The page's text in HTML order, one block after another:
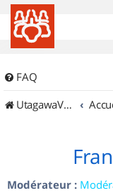
FAQ
UtagawaVTT (Randos VTT et VTTAE avec traces GPS)
Modérateur :